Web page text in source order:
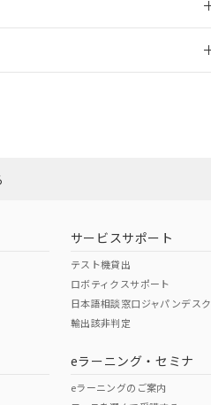
この製品の規格認証/適合状況ページへ
こちらのページからご検索ください
サービスサポート
テスト機貸出
ロボティクスサポート
日本語相談窓口ジャパンデスク
輸出該非判定
eラーニング・セミナ
eラーニングのご案内